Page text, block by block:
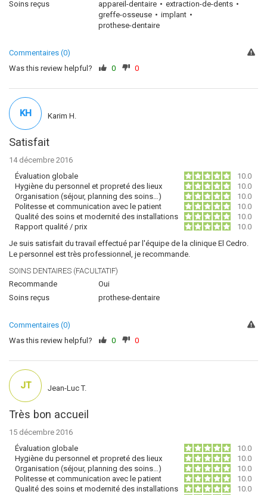
Soins reçus appareil-dentaire
extraction-de-dents
greffe-osseuse
implant
prothese-dentaire
Commentaires (0)
Was this review helpful?
0 0
Satisfait
14 décembre 2016
Évaluation globale
10.0
Hygiène du personnel et propreté des lieux
10.0
Organisation (séjour, planning des soins…)
10.0
Politesse et communication avec le patient
10.0
Qualité des soins et modernité des installations
10.0
Rapport qualité / prix
10.0
Je suis satisfait du travail effectué par l'équipe de la clinique El Cedro.
Le personnel est très professionnel, je recommande.
SOINS DENTAIRES (FACULTATIF)
Recommande
Oui
Soins reçus
prothese-dentaire
KH Karim H.
Commentaires (0)
Was this review helpful?
0 0
Très bon accueil
15 décembre 2016
Évaluation globale
10.0
Hygiène du personnel et propreté des lieux
10.0
Organisation (séjour, planning des soins…)
10.0
Politesse et communication avec le patient
10.0
Qualité des soins et modernité des installations
10.0
JT Jean-Luc T.